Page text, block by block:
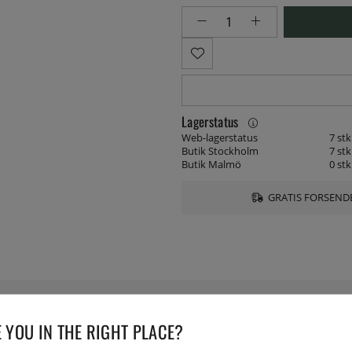
Lagerstatus
Web-lagerstatus
7
Butik Stockholm
7
Butik Malmö
0
GRATIS
YOU IN THE RIGHT PLACE?